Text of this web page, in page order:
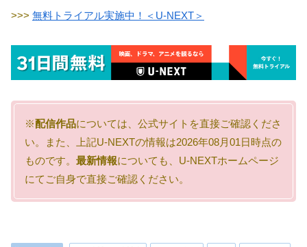
>>> 無料トライアル実施中！＜U-NEXT＞
※配信作品については、公式サイトを直接ご確認くださ
い。また、上記U-NEXTの情報は2026年08月01日時点の
ものです。 最新情報についても、U-NEXTホームページ
にてご自身で直接ご確認ください。